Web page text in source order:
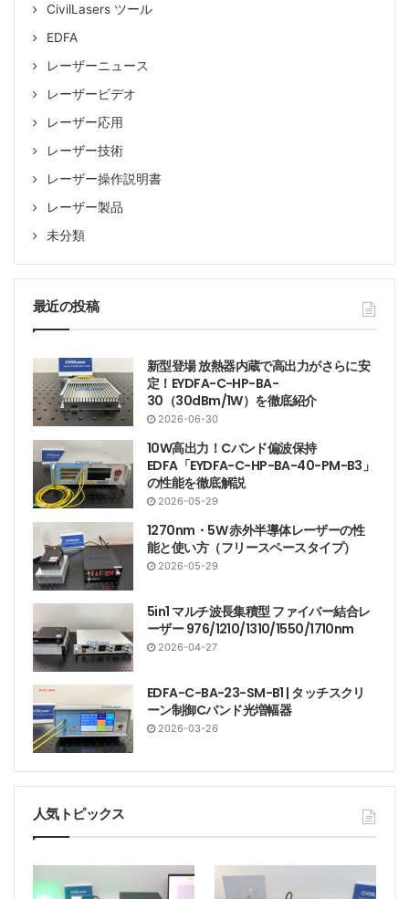
CivilLasers ツール
EDFA
レーザーニュース
レーザービデオ
レーザー応用
レーザー技術
レーザー操作説明書
レーザー製品
未分類
最近の投稿
新型登場 放熱器内蔵で高出力がさらに安
定！EYDFA-C-HP-BA-
30（30dBm/1W）を徹底紹介
2026-06-30
10W高出力！Cバンド偏波保持
EDFA「EYDFA-C-HP-BA-40-PM-B3」
の性能を徹底解説
2026-05-29
1270nm・5W 赤外半導体レーザーの性
能と使い方（フリースペースタイプ）
2026-05-29
5in1 マルチ波長集積型 ファイバー結合レ
ーザー 976/1210/1310/1550/1710nm
2026-04-27
EDFA-C-BA-23-SM-B1 | タッチスクリ
ーン制御Cバンド光増幅器
2026-03-26
人気トピックス